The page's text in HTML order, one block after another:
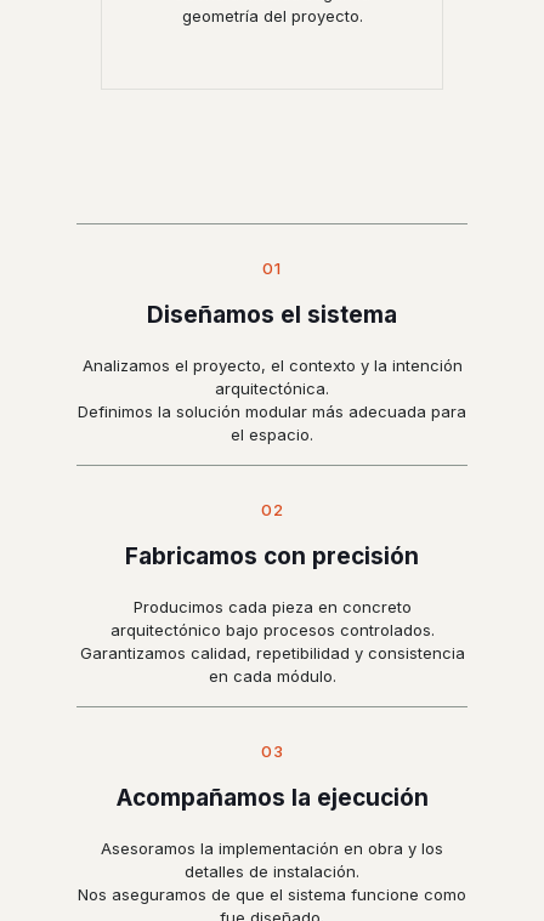
geometría del proyecto.
01
Diseñamos el sistema
Analizamos el proyecto, el contexto y la intención
arquitectónica.
Definimos la solución modular más adecuada para
el espacio.
02
Fabricamos con precisión
Producimos cada pieza en concreto
arquitectónico bajo procesos controlados.
Garantizamos calidad, repetibilidad y consistencia
en cada módulo.
03
Acompañamos la ejecución
Asesoramos la implementación en obra y los
detalles de instalación.
Nos aseguramos de que el sistema funcione como